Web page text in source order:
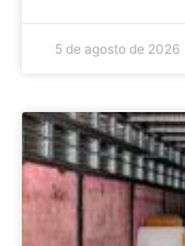
5 de agosto de 2026